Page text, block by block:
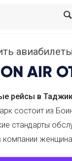
AIR
рейсы в
состоит из
стандарты
компании